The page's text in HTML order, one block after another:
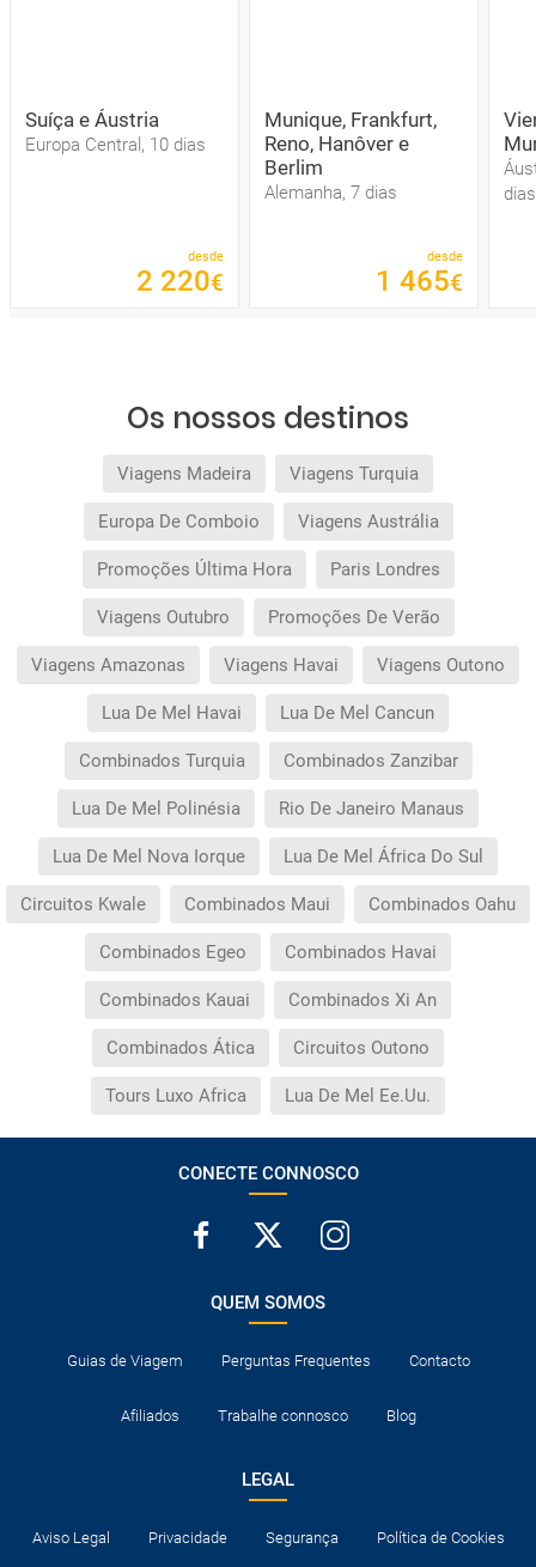
Suíça e Áustria
Europa Central, 10 dias
desde
2 220€
Munique, Frankfurt,
Reno, Hanôver e
Berlim
Alemanha, 7 dias
desde
1 465€
dias
Os nossos destinos
Viagens Madeira Viagens Turquia
Europa De Comboio Viagens Austrália
Promoções Última Hora Paris Londres
Viagens Outubro Promoções De Verão
Viagens Amazonas Viagens Havai Viagens Outono
Lua De Mel Havai Lua De Mel Cancun
Combinados Turquia Combinados Zanzibar
Lua De Mel Polinésia Rio De Janeiro Manaus
Lua De Mel Nova Iorque Lua De Mel África Do Sul
Circuitos Kwale Combinados Maui Combinados Oahu
Combinados Egeo Combinados Havai
Combinados Kauai Combinados Xi An
Combinados Ática Circuitos Outono
Tours Luxo Africa Lua De Mel Ee.Uu.
CONECTE CONNOSCO
QUEM SOMOS
Guias de Viagem Perguntas Frequentes Contacto
Afiliados Trabalhe connosco Blog
LEGAL
Aviso Legal Privacidade Segurança Política de Cookies